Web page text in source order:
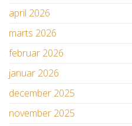
april 2026
marts 2026
februar 2026
januar 2026
december 2025
november 2025